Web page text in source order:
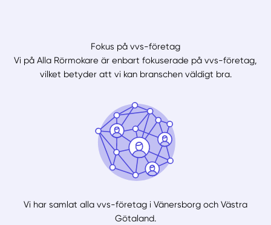
Fokus på vvs-företag
Vi på Alla Rörmokare är enbart fokuserade på vvs-företag,
vilket betyder att vi kan branschen väldigt bra.
Vi har samlat alla vvs-företag i Vänersborg och Västra
Götaland.